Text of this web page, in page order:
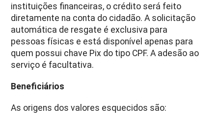
instituições financeiras, o crédito será feito
diretamente na conta do cidadão. A solicitação
automática de resgate é exclusiva para
pessoas físicas e está disponível apenas para
quem possui chave Pix do tipo CPF. A adesão ao
serviço é facultativa.
Beneficiários
As origens dos valores esquecidos são: